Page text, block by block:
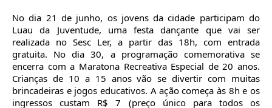
No dia 21 de junho, os jovens da cidade participam do
Luau da Juventude, uma festa dançante que vai ser
realizada no Sesc Ler, a partir das 18h, com entrada
gratuita. No dia 30, a programação comemorativa se
encerra com a Maratona Recreativa Especial de 20 anos.
Crianças de 10 a 15 anos vão se divertir com muitas
brincadeiras e jogos educativos. A ação começa às 8h e os
ingressos custam R$ 7 (preço único para todos os